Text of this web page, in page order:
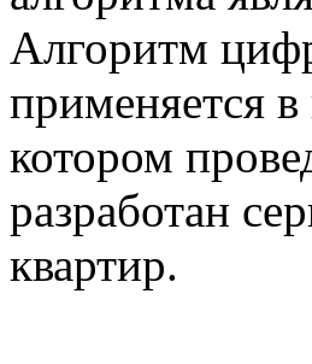
Алгоритм
применяется
котором
разработан
квартир.